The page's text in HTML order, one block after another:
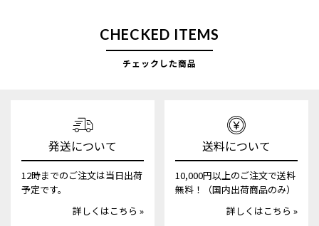
CHECKED ITEMS
チェックした商品
発送について
12時までのご注文は当日出荷
予定です。
詳しくはこちら »
送料について
10,000円以上のご注文で送料
無料！（国内出荷商品のみ）
詳しくはこちら »